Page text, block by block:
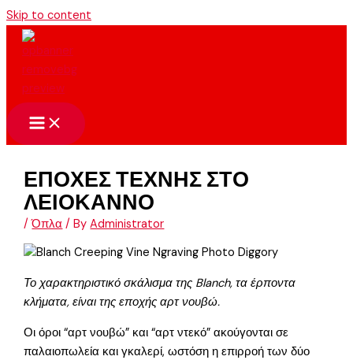
Skip to content
ΕΠΟΧΕΣ ΤΕΧΝΗΣ ΣΤΟ
ΛΕΙΟΚΑΝΝΟ
/Όπλα / ByAdministrator
Το χαρακτηριστικό σκάλισμα της Blanch, τα έρποντα
κλήματα, είναι της εποχής αρτ νουβώ.
Οι όροι “αρτ νουβώ” και “αρτ ντεκό” ακούγονται σε
παλαιοπωλεία και γκαλερί, ωστόση η επιρροή των δύο